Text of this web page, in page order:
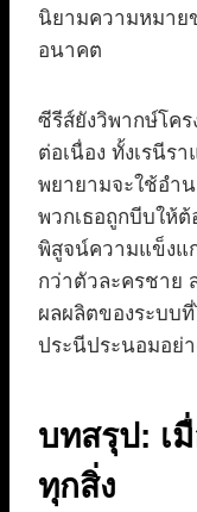
นิยามความหมาย
อนาคต
ซีรีส์ยังวิพากษ์โค
ต่อเนื่อง ทั้งเรนีร
พยายามจะใช้อำ
พวกเธอถูกบีบให้ต้
พิสูจน์ความแข็งแ
กว่าตัวละครชาย
ผลผลิตของระบบ
ประนีประนอมอย่า
บทสรุป: เ
ทุกสิ่ง